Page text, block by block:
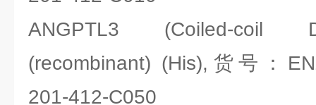
ANGPTL3 (Coiled-coil
(recombinant) (His),货号：
201-412-C050